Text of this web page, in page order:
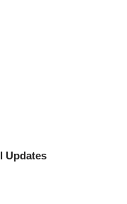
Group
Channel
Get All Updates